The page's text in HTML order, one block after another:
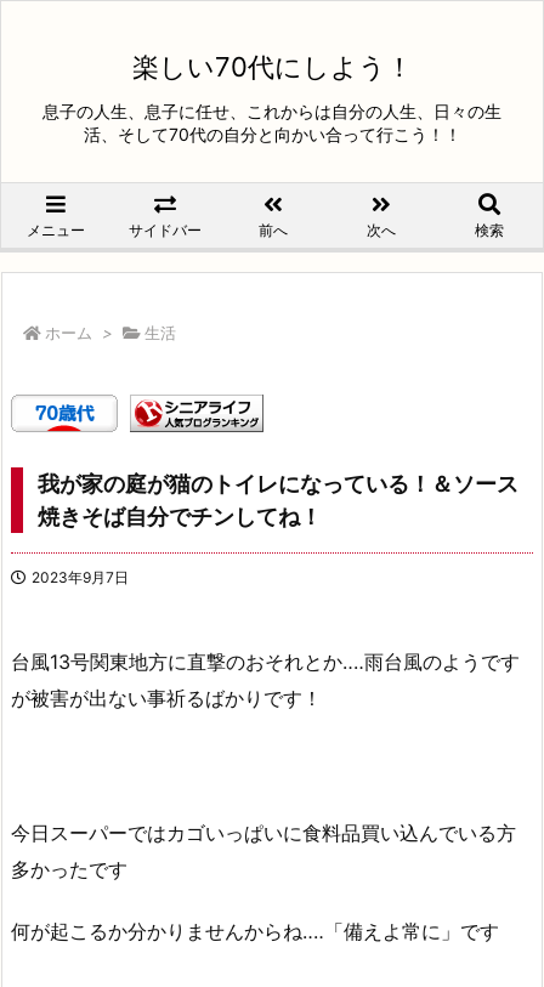
楽しい70代にしよう！
息子の人生、息子に任せ、これからは自分の人生、日々の生
活、そして70代の自分と向かい合って行こう！！
メニュー サイドバー 前へ 次へ 検索
ホーム > 生活
我が家の庭が猫のトイレになっている！＆ソース
焼きそば自分でチンしてね！
2023年9月7日
台風13号関東地方に直撃のおそれとか‥‥雨台風のようです
が被害が出ない事祈るばかりです！
今日スーパーではカゴいっぱいに食料品買い込んでいる方
多かったです
何が起こるか分かりませんからね‥‥「備えよ常に」です